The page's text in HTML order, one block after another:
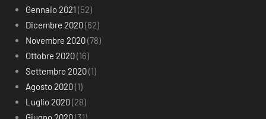
Gennaio 2021 (52)
Dicembre 2020(62)
Novembre 2020(78)
Ottobre 2020(16)
Settembre 2020(1)
Agosto 2020(1)
Luglio 2020(28)